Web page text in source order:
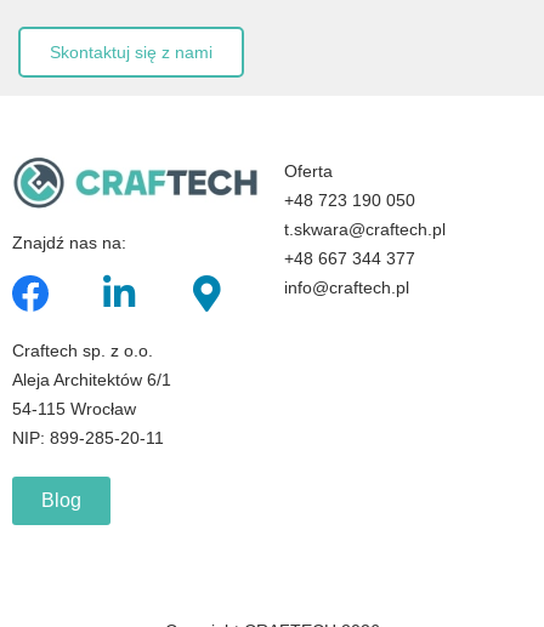
Skontaktuj się z nami
Znajdź nas na:
Craftech sp. z o.o.
Aleja Architektów 6/1
54-115 Wrocław
NIP: 899-285-20-11
Oferta
+48 723 190 050
t.skwara@craftech.pl
+48 667 344 377
info@craftech.pl
Blog